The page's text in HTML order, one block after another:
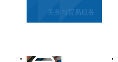
关务与贸易服务